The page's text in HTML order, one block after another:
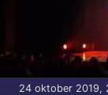
24 oktober 2019,